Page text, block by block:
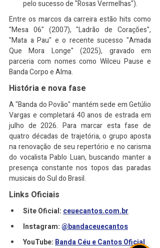
pelo sucesso de "Rosas Vermelhas").
Entre os marcos da carreira estão hits como
"Mesa 06" (2007), "Ladrão de Corações",
"Mata a Pau" e o recente sucesso "Amada
Que Mora Longe" (2025), gravado em
parceria com nomes como Wilceu Pause e
Banda Corpo e Alma.
História e nova fase
A "Banda do Povão" mantém sede em Getúlio
Vargas e completará 40 anos de estrada em
julho de 2026. Para marcar esta fase de
quatro décadas de trajetória, o grupo aposta
na renovação de seu repertório e no carisma
do vocalista Pablo Luan, buscando manter a
presença constante nos topos das paradas
musicais do Sul do Brasil.
Links Oficiais
Site Oficial: ceuecantos.com.br
Instagram: @bandaceuecantos
YouTube: Banda Céu e Cantos Oficial